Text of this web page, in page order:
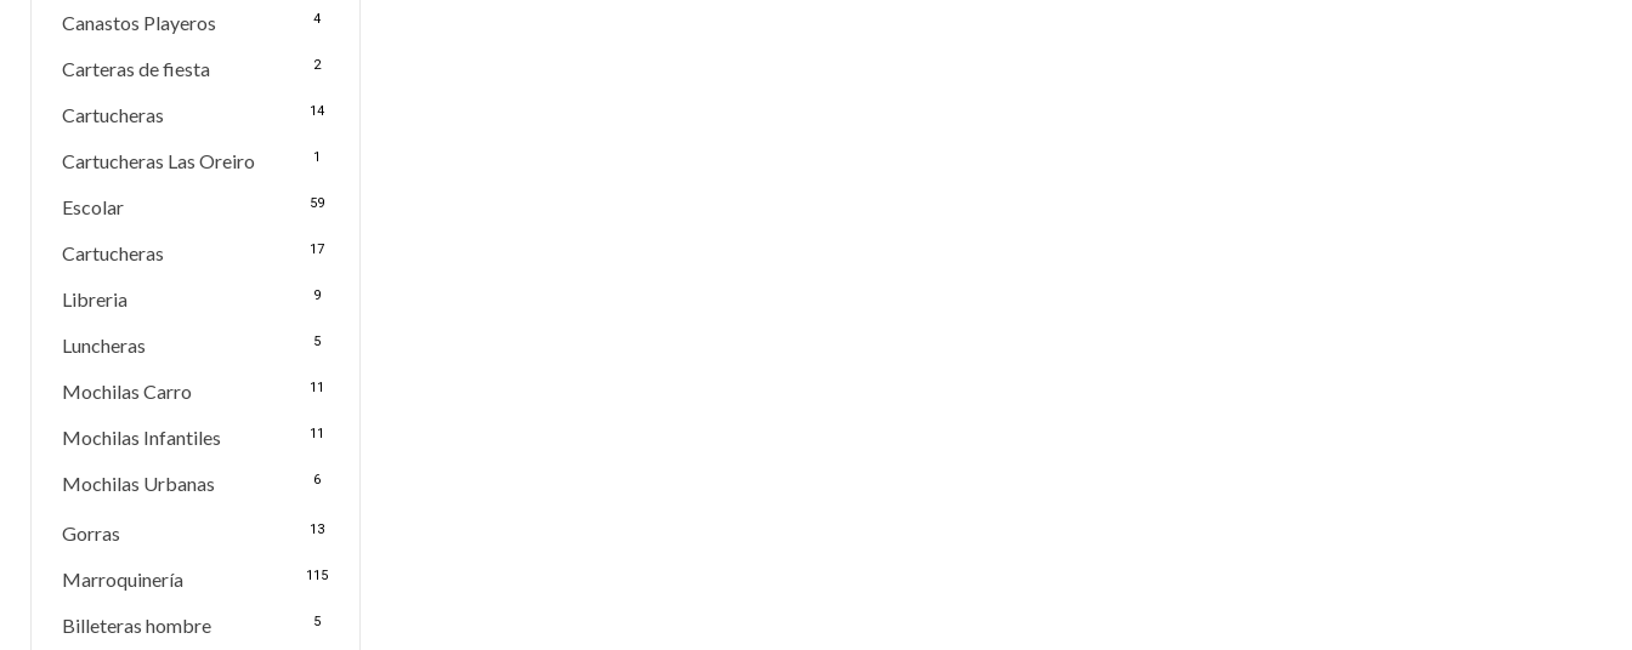
Canastos Playeros 4
Carteras de fiesta 2
Cartucheras 14
Cartucheras Las Oreiro 1
Escolar 59
Cartucheras 17
Libreria 9
Luncheras 5
Mochilas Carro 11
Mochilas Infantiles 11
Mochilas Urbanas 6
Gorras 13
Marroquinería 115
Billeteras hombre 5